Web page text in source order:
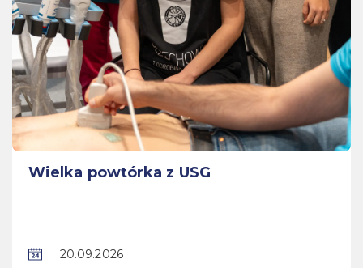
Wielka powtórka z USG
20.09.2026